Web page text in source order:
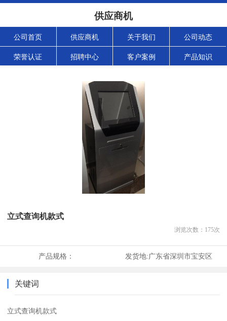
供应商机
公司首页 供应商机 关于我们 公司动态
荣誉认证 招聘中心 客户案例 产品知识
立式查询机款式
浏览次数： 175次
产品规格： 发货地:广东省深圳市宝安区
关键词
立式查询机款式